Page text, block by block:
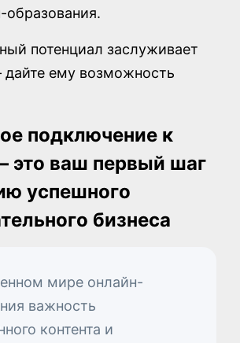
потенциал заслуживает
дайте ему возможность
подключение к
это ваш первый шаг
успешного
бизнеса
мире онлайн-
важность
контента и